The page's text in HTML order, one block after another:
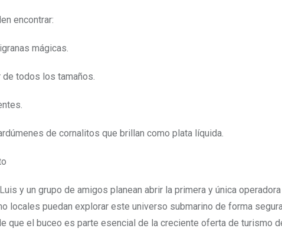
encontrar:
mágicas.
todos los tamaños.
de cornalitos que brillan como plata líquida.
y un grupo de amigos planean abrir la primera y única
locales puedan explorar este universo submarino de forma
que el buceo es parte esencial de la creciente oferta de turismo